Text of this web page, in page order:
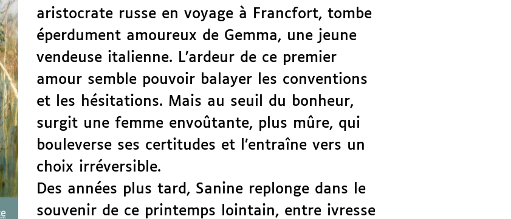
aristocrate russe en voyage à Francfort, tombe
éperdument amoureux de Gemma, une jeune
vendeuse italienne. L’ardeur de ce premier
amour semble pouvoir balayer les conventions
et les hésitations. Mais au seuil du bonheur,
surgit une femme envoûtante, plus mûre, qui
bouleverse ses certitudes et l’entraîne vers un
choix irréversible.
Des années plus tard, Sanine replonge dans le
souvenir de ce printemps lointain, entre ivresse